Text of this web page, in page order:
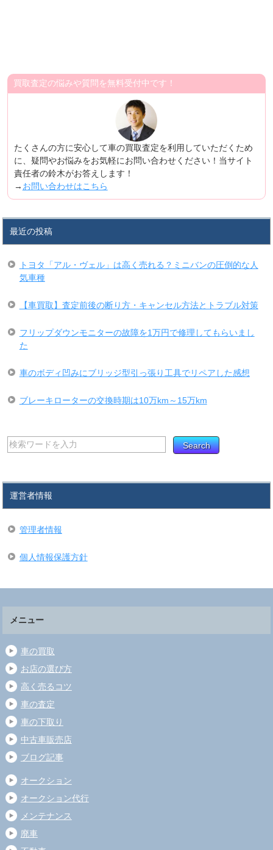
買取査定の悩みや質問を無料受付中です！
たくさんの方に安心して車の買取査定を利用していただくため
に、疑問やお悩みをお気軽にお問い合わせください！当サイト
責任者の鈴木がお答えします！
→ お問い合わせはこちら
最近の投稿
トヨタ「アル・ヴェル」は高く売れる？ミニバンの圧倒的な人
気車種
【車買取】査定前後の断り方・キャンセル方法とトラブル対策
フリップダウンモニターの故障を1万円で修理してもらいまし
た
車のボディ凹みにブリッジ型引っ張り工具でリペアした感想
ブレーキローターの交換時期は10万km～15万km
運営者情報
管理者情報
個人情報保護方針
メニュー
車の買取
お店の選び方
高く売るコツ
車の査定
車の下取り
中古車販売店
ブログ記事
オークション
オークション代行
メンテナンス
廃車